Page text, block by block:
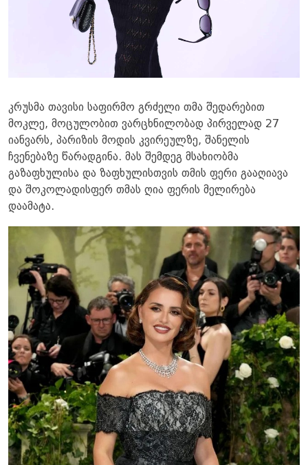
კრუსმა თავისი საფირმო გრძელი თმა შედარებით
მოკლე, მოცულობით ვარცხნილობად პირველად 27
იანვარს, პარიზის მოდის კვირეულზე, შანელის
ჩვენებაზე წარადგინა. მას შემდეგ მსახიობმა
გაზაფხულისა და ზაფხულისთვის თმის ფერი გააღიავა
და შოკოლადისფერ თმას ღია ფერის მელირება
დაამატა.